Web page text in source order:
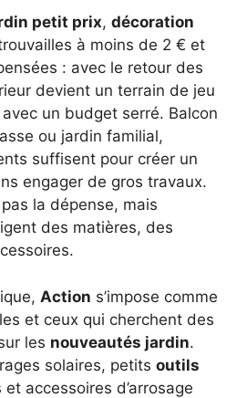
petit prix, décoration
à moins de 2 € et
: avec le retour des
devient un terrain de jeu
un budget serré. Balcon
ou jardin familial,
suffisent pour créer un
engager de gros travaux.
la dépense, mais
des matières, des
Action s’impose comme
et ceux qui cherchent des
les nouveautés jardin.
solaires, petits outils
et accessoires d’arrosage